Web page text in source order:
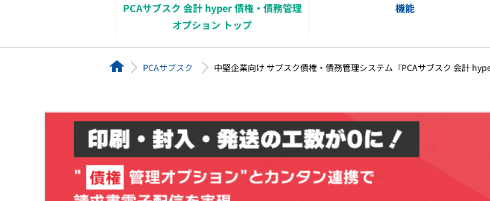
PCA Archの無料体験はこちら
販売管理
PCA Hubの無料体
PCAサブスク 会計 hyper 債権・債務管理
オプション トップ
機能
HOMEPCAサブスク 中堅企業向け サブスク債権・債務管理システム『PCAサブスク 会計